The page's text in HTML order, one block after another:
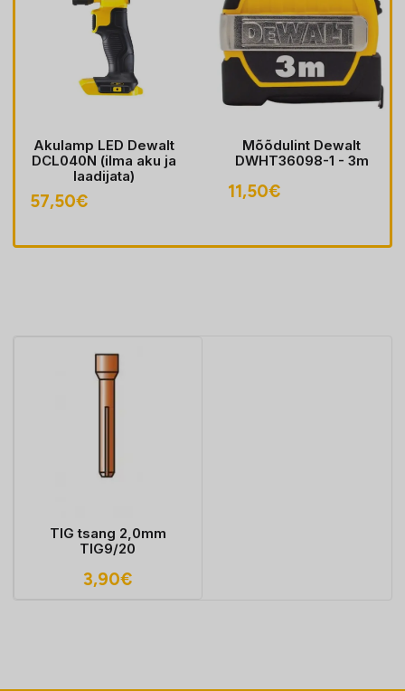
Akulamp LED Dewalt
DCL040N (ilma aku ja
laadijata)
57,50€
Mõõdulint Dewalt
DWHT36098-1 - 3m
11,50€
TIG tsang 2,0mm
TIG9/20
3,90€